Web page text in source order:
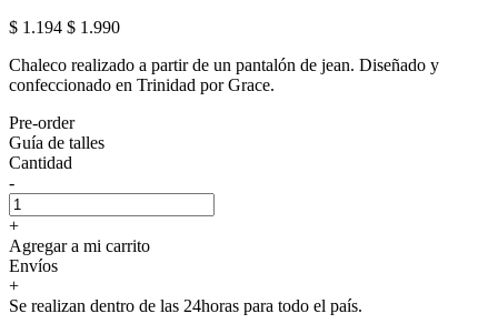
$ 1.194 $ 1.990
Chaleco realizado a partir de un pantalón de jean. Diseñado y
confeccionado en Trinidad por Grace.
Pre-order
Guía de talles
Cantidad
-
+
Agregar a mi carrito
Envíos
+
Se realizan dentro de las 24horas para todo el país.